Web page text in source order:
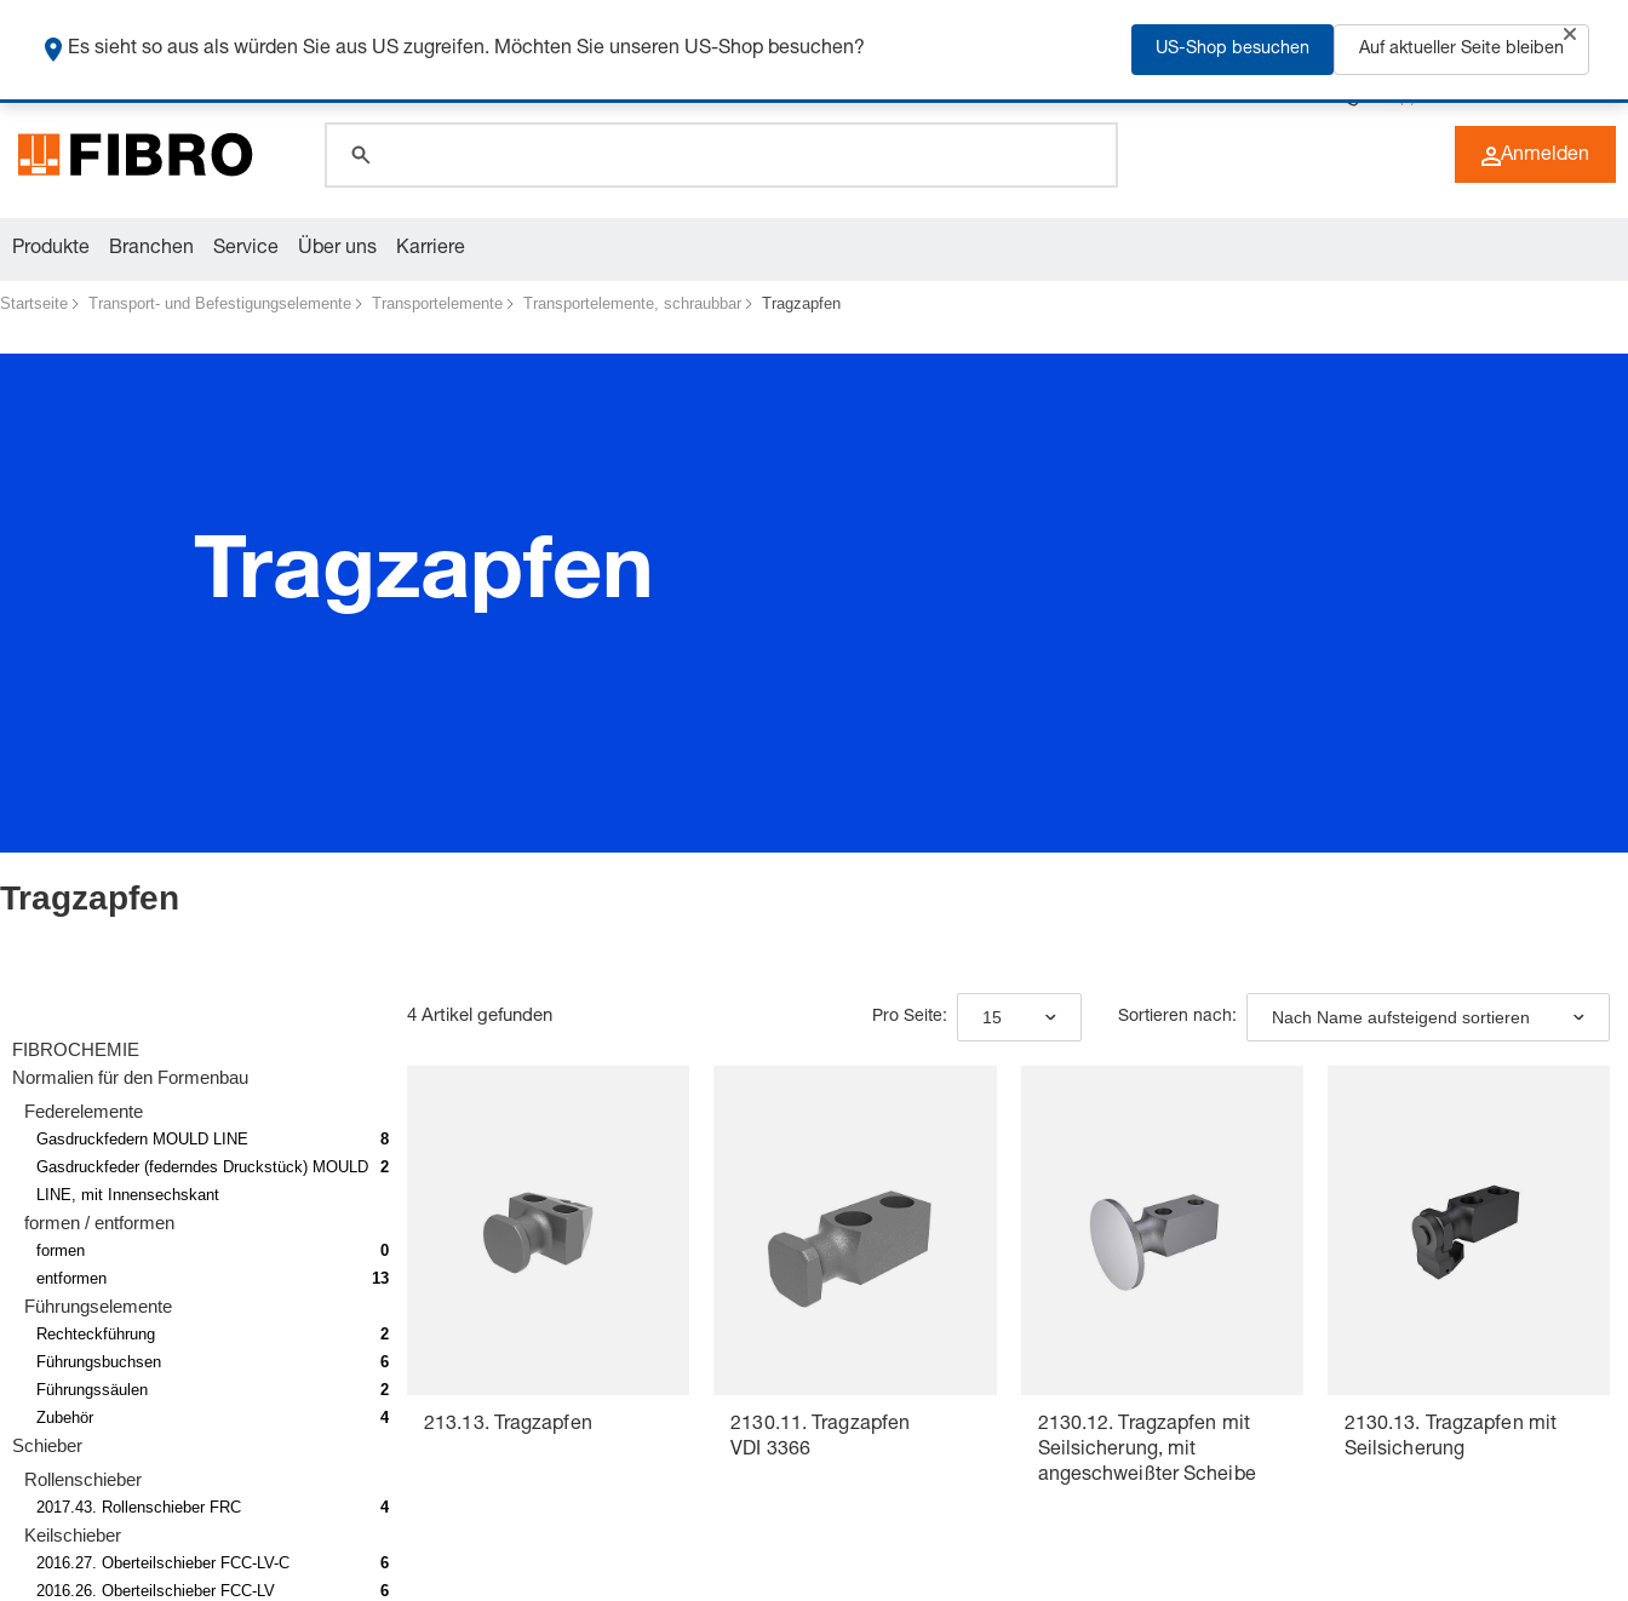
Sichern Sie sich bis zu 7% Rabatt - hier klicken um mehr zu erfahren
+49 (0) 6266 73-0 DE
global.search.placeholder.name
global.search.placeholder.category
Anmelden
Produkte Branchen Service Über uns Karriere
Startseite Transport- und Befestigungselemente Transportelemente Transportelemente, schraubbar Tragzapfen
Tragzapfen
Tragzapfen
FIBROCHEMIE
Normalien für den Formenbau
Federelemente
Gasdruckfedern MOULD LINE
8
Gasdruckfeder (federndes Druckstück) MOULD
LINE, mit Innensechskant
2
formen / entformen
formen
0
entformen
13
Führungselemente
Rechteckführung
2
Führungsbuchsen
6
Führungssäulen
2
Zubehör
4
Schieber
Rollenschieber
2017.43. Rollenschieber FRC 4
Keilschieber
2016.27. Oberteilschieber FCC-LV-C
6
2016.26. Oberteilschieber FCC-LV
6
4 Artikel gefunden Pro Seite: 15 Sortieren nach: Nach Name aufsteigend sortieren
213.13. Tragzapfen
2130.11. Tragzapfen
VDI 3366
2130.12. Tragzapfen mit
Seilsicherung, mit
angeschweißter Scheibe
2130.13. Tragzapfen mit
Seilsicherung
Es sieht so aus als würden Sie aus US zugreifen. Möchten Sie unseren US-Shop besuchen? US-Shop besuchen Auf aktueller Seite bleiben